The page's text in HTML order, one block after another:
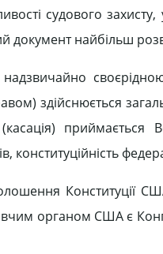
судового
найбільш
здійснюється
конституційність
Конституції
органом США є